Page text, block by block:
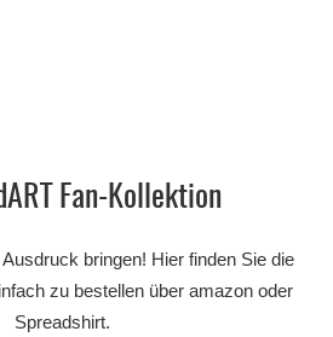
Fan-Kollektion
bringen! Hier finden Sie die
zu bestellen über amazon oder
Spreadshirt.